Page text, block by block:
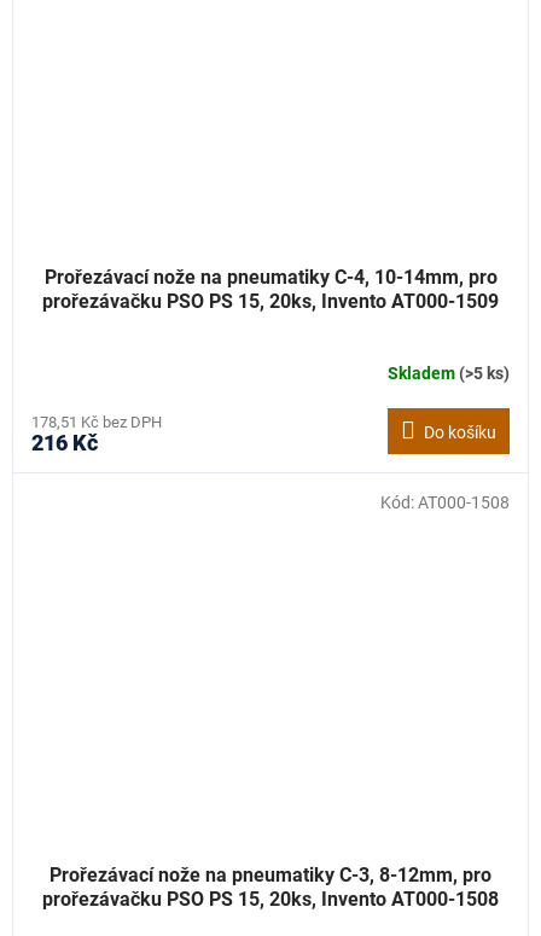
Prořezávací nože na pneumatiky C-4, 10-14mm, pro
prořezávačku PSO PS 15, 20ks, Invento AT000-1509
Skladem(>5 ks)
178,51 Kč bez DPH
216 Kč Do košíku
Prořezávací nože na pneumatiky C-3, 8-12mm, pro
prořezávačku PSO PS 15, 20ks, Invento AT000-1508
Kód:AT000-1508